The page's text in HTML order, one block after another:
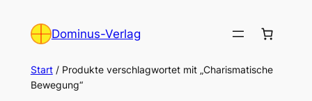
Inhalt
Dominus-Verlag
Start/ Produkte verschlagwortet mit „Charismatische
Bewegung“